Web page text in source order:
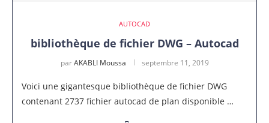
AUTOCAD
bibliothèque de fichier DWG – Autocad
parAKABLI Moussa septembre 11, 2019
Voici une gigantesque bibliothèque de fichier DWG
contenant 2737 fichier autocad de plan disponible …